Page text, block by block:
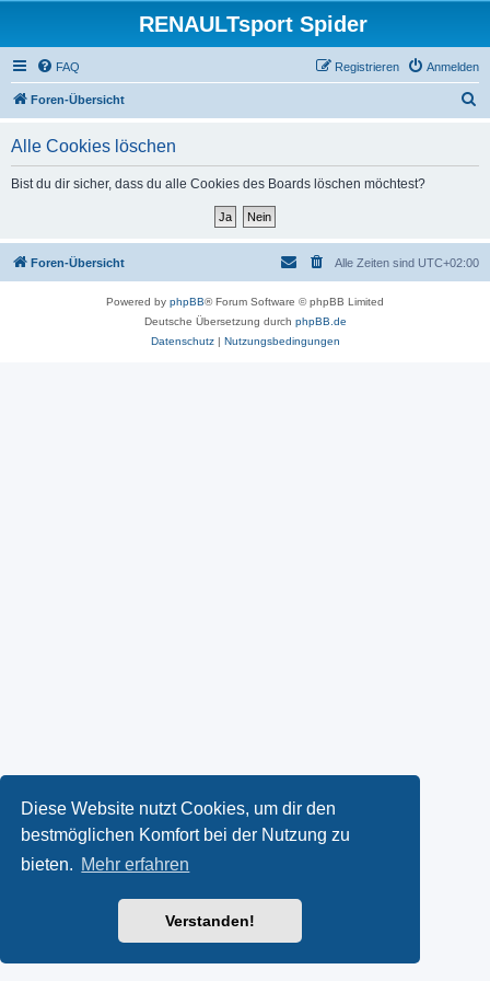
Diese Website nutzt Cookies, um dir den
bestmöglichen Komfort bei der Nutzung zu
bieten. Mehr erfahren
Verstanden!
RENAULTsport Spider
FAQ Anmelden
Registrieren
Foren-Übersicht
Alle Cookies löschen
Bist du dir sicher, dass du alle Cookies des Boards löschen möchtest?
Foren-Übersicht Alle Zeiten sind UTC+02:00
Powered by phpBB® Forum Software © phpBB Limited
Deutsche Übersetzung durch phpBB.de
Datenschutz| Nutzungsbedingungen